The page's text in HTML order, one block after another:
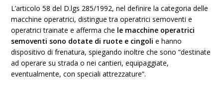
L’articolo 58 del D.lgs 285/1992, nel definire la categoria delle
macchine operatrici, distingue tra operatrici semoventi e
operatrici trainate e afferma che le macchine operatrici
semoventi sono dotate di ruote e cingoli e hanno
dispositivo di frenatura, spiegando inoltre che sono “destinate
ad operare su strada o nei cantieri, equipaggiate,
eventualmente, con speciali attrezzature”.